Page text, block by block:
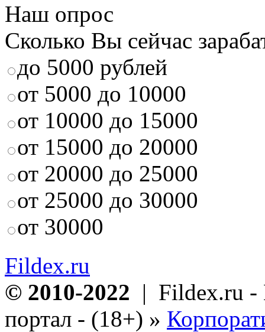
Наш опрос
Сколько Вы сейчас
до 5000 рублей
от 5000 до 10000
от 10000 до 15000
от 15000 до 20000
от 20000 до 25000
от 25000 до 30000
от 30000
Fildex.ru
© 2010-2022 | Fildex.ru -
портал - (18+) »